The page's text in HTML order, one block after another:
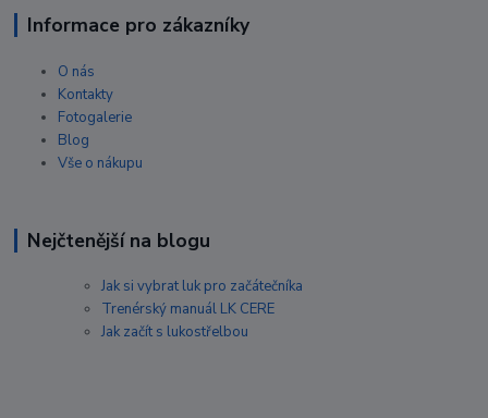
Informace pro zákazníky
O nás
Kontakty
Fotogalerie
Blog
Vše o nákupu
Nejčtenější na blogu
Jak si vybrat luk pro začátečníka
Trenérský manuál LK CERE
Jak začít s lukostřelbou